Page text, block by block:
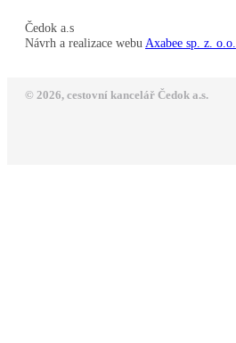
Čedok a.s
Návrh a realizace webu Axabee sp. z. o.o.
© 2026, cestovní kancelář Čedok a.s.